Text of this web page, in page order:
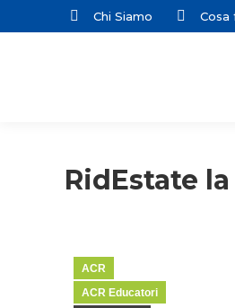
Chi Siamo Cosa
RidEstate
ACR
ACR Educatori